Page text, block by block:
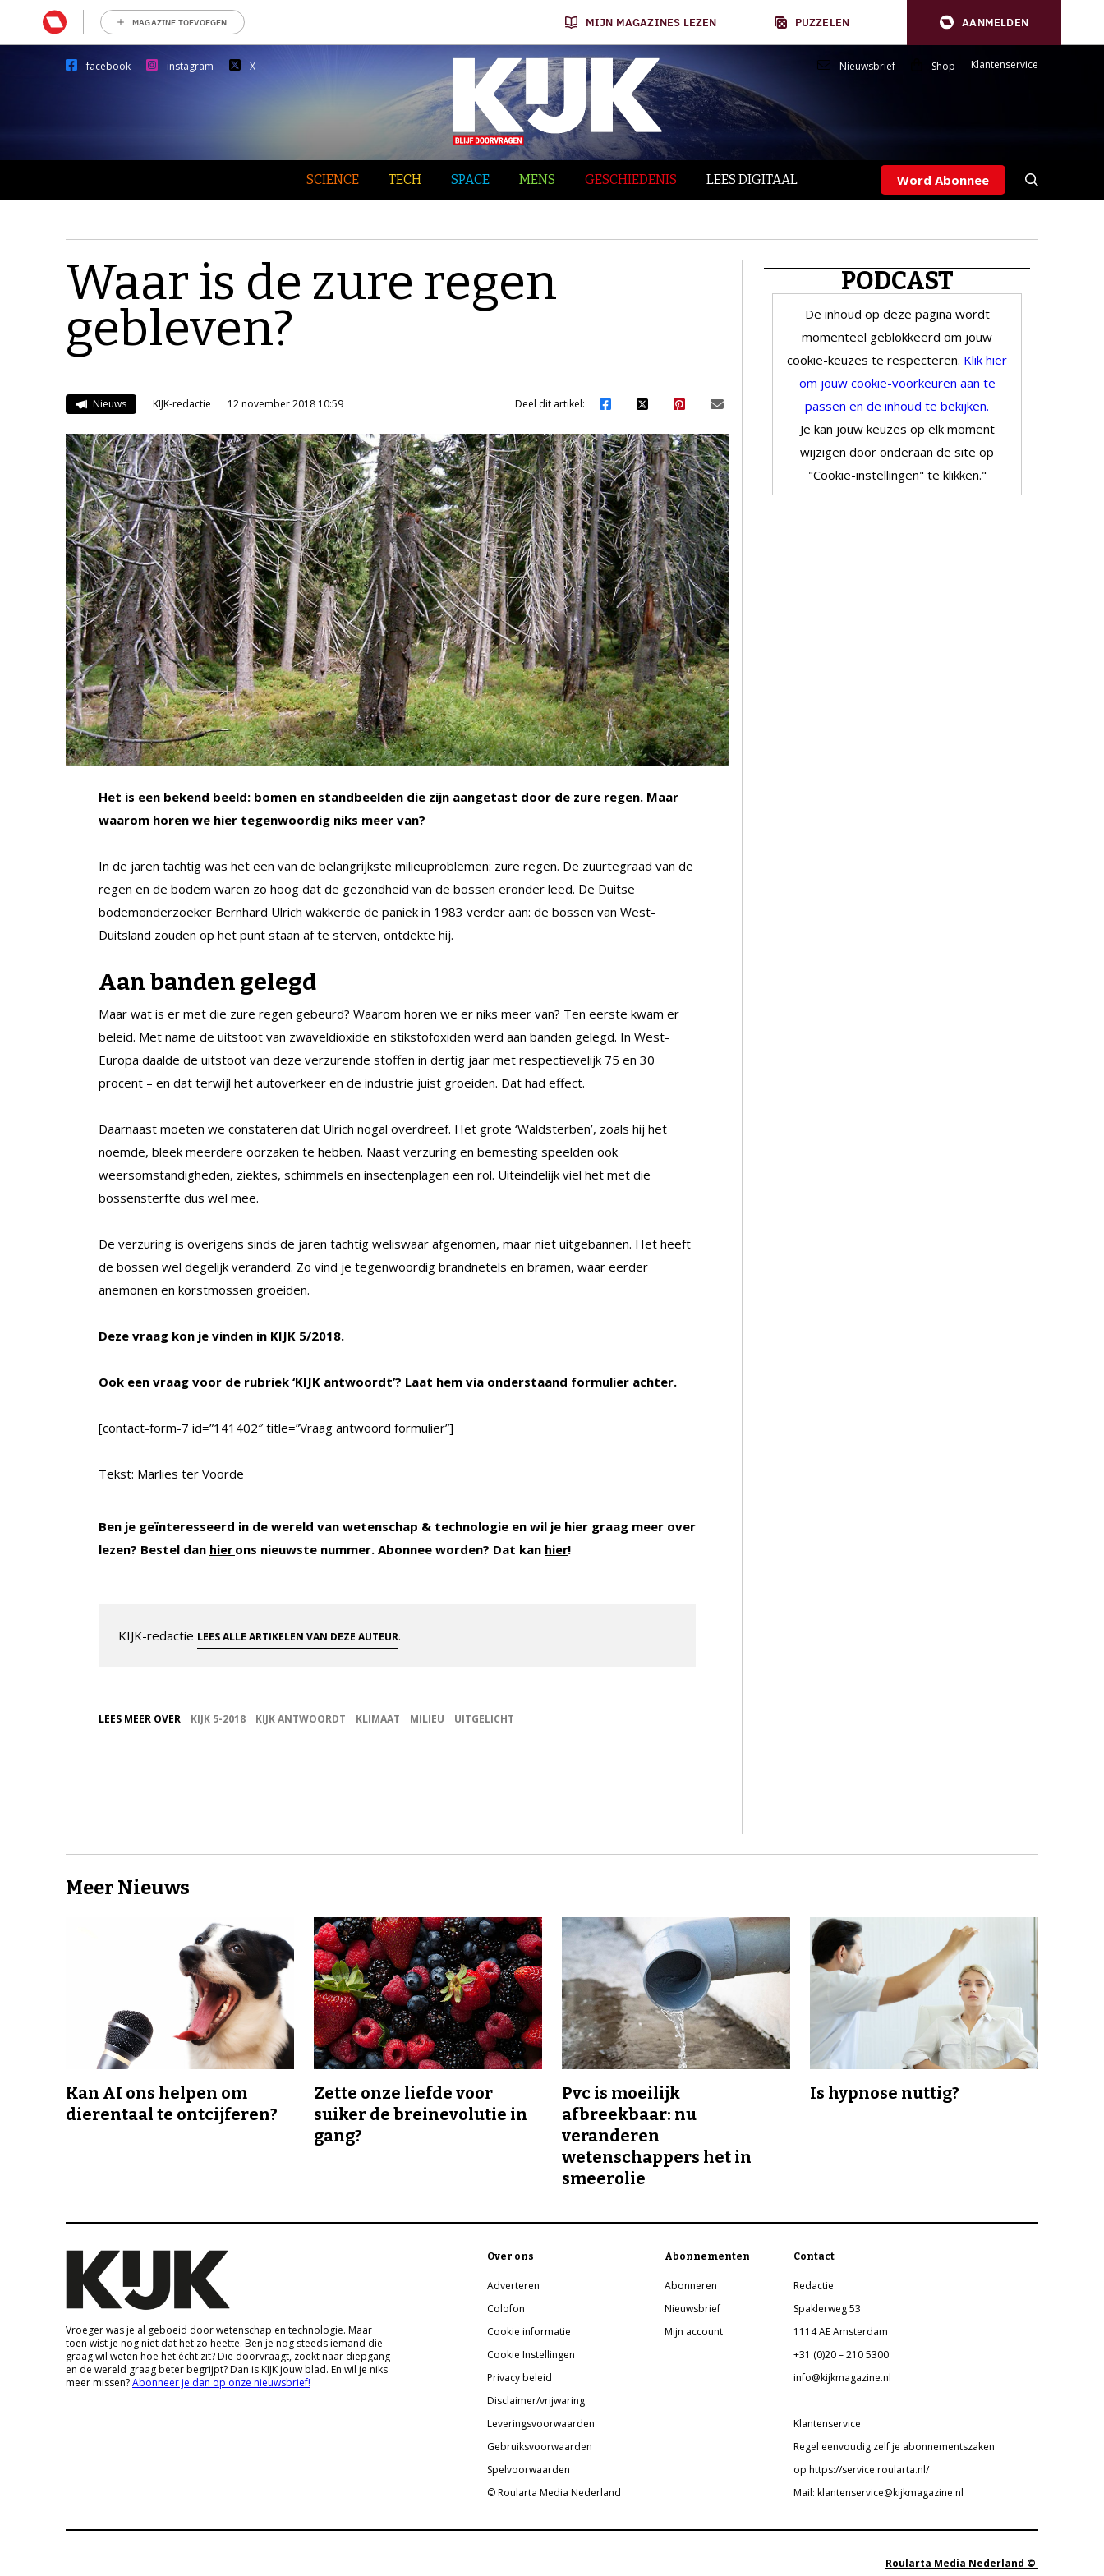
MAGAZINE TOEVOEGEN MIJN MAGAZINES LEZEN PUZZELEN AANMELDEN
facebook instagram X Nieuwsbrief Shop Klantenservice
SCIENCE TECH SPACE MENS GESCHIEDENIS LEES DIGITAAL Word Abonnee
Waar is de zure regen
gebleven?
Nieuws KIJK-redactie 12 november 2018 10:59 Deel dit artikel:
Het is een bekend beeld: bomen en standbeelden die zijn aangetast door de zure regen. Maar
waarom horen we hier tegenwoordig niks meer van?
In de jaren tachtig was het een van de belangrijkste milieuproblemen: zure regen. De zuurtegraad van de
regen en de bodem waren zo hoog dat de gezondheid van de bossen eronder leed. De Duitse
bodemonderzoeker Bernhard Ulrich wakkerde de paniek in 1983 verder aan: de bossen van West-
Duitsland zouden op het punt staan af te sterven, ontdekte hij.
Aan banden gelegd
Maar wat is er met die zure regen gebeurd? Waarom horen we er niks meer van? Ten eerste kwam er
beleid. Met name de uitstoot van zwaveldioxide en stikstofoxiden werd aan banden gelegd. In West-
Europa daalde de uitstoot van deze verzurende stoffen in dertig jaar met respectievelijk 75 en 30
procent – en dat terwijl het autoverkeer en de industrie juist groeiden. Dat had effect.
Daarnaast moeten we constateren dat Ulrich nogal overdreef. Het grote ‘Waldsterben’, zoals hij het
noemde, bleek meerdere oorzaken te hebben. Naast verzuring en bemesting speelden ook
weersomstandigheden, ziektes, schimmels en insectenplagen een rol. Uiteindelijk viel het met die
bossensterfte dus wel mee.
De verzuring is overigens sinds de jaren tachtig weliswaar afgenomen, maar niet uitgebannen. Het heeft
de bossen wel degelijk veranderd. Zo vind je tegenwoordig brandnetels en bramen, waar eerder
anemonen en korstmossen groeiden.
Deze vraag kon je vinden in KIJK 5/2018.
Ook een vraag voor de rubriek ‘KIJK antwoordt’? Laat hem via onderstaand formulier achter.
[contact-form-7 id=”141402″ title=”Vraag antwoord formulier”]
Tekst: Marlies ter Voorde
Ben je geïnteresseerd in de wereld van wetenschap & technologie en wil je hier graag meer over
lezen? Bestel dan hier ons nieuwste nummer. Abonnee worden? Dat kan hier!
KIJK-redactie LEES ALLE ARTIKELEN VAN DEZE AUTEUR.
LEES MEER OVER KIJK 5-2018 KIJK ANTWOORDT KLIMAAT MILIEU UITGELICHT
PODCAST
De inhoud op deze pagina wordt
momenteel geblokkeerd om jouw
cookie-keuzes te respecteren. Klik hier
om jouw cookie-voorkeuren aan te
passen en de inhoud te bekijken.
Je kan jouw keuzes op elk moment
wijzigen door onderaan de site op
"Cookie-instellingen" te klikken."
Meer Nieuws
Kan AI ons helpen om
dierentaal te ontcijferen?
Zette onze liefde voor
suiker de breinevolutie in
gang?
Pvc is moeilijk
afbreekbaar: nu
veranderen
wetenschappers het in
smeerolie
Is hypnose nuttig?
Vroeger was je al geboeid door wetenschap en technologie. Maar
toen wist je nog niet dat het zo heette. Ben je nog steeds iemand die
graag wil weten hoe het écht zit? Die doorvraagt, zoekt naar diepgang
en de wereld graag beter begrijpt? Dan is KIJK jouw blad. En wil je niks
meer missen?Abonneer je dan op onze nieuwsbrief!
Over ons
Adverteren
Colofon
Cookie informatie
Cookie Instellingen
Privacy beleid
Disclaimer/vrijwaring
Leveringsvoorwaarden
Gebruiksvoorwaarden
Spelvoorwaarden
© Roularta Media Nederland
Abonnementen
Abonneren
Nieuwsbrief
Mijn account
Contact
Redactie
Spaklerweg 53
1114 AE Amsterdam
+31 (0)20 – 210 5300
info@kijkmagazine.nl
Klantenservice
Regel eenvoudig zelf je abonnementszaken
op https://service.roularta.nl/
Mail: klantenservice@kijkmagazine.nl
Roularta Media Nederland ©